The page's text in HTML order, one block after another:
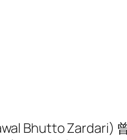
Bhutto Zardari)